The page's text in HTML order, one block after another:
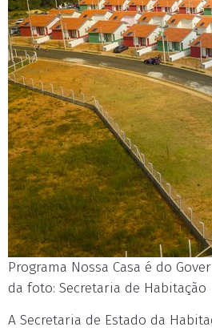
Programa Nossa Casa é do
da foto: Secretaria de Habitação
A Secretaria de Estado da